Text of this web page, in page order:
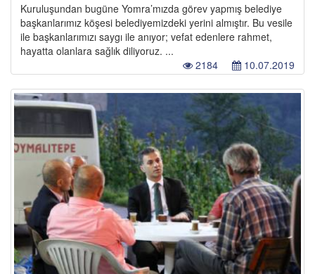
Kuruluşundan bugüne Yomra’mızda görev yapmış belediye
başkanlarımız köşesi belediyemizdeki yerini almıştır. Bu vesile
ile başkanlarımızı saygı ile anıyor; vefat edenlere rahmet,
hayatta olanlara sağlık diliyoruz. ...
10.07.2019
2184